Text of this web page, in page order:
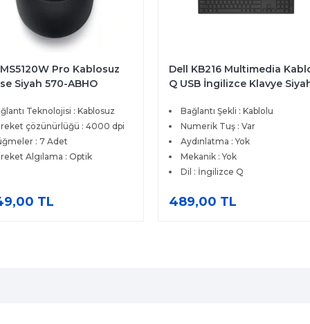
Pro Kablosuz
Siyah 570-ABHO
Teknolojisi : Kablosuz
çözünürlüğü : 4000 dpi
: 7 Adet
Algılama : Optik
TL
Dell KB216 Multimedia
Q USB İngilizce Klavye
Bağlantı Şekli : Kablolu
Numerik Tuş : Var
Aydınlatma : Yok
Mekanik : Yok
Dil : İngilizce Q
489,00 TL